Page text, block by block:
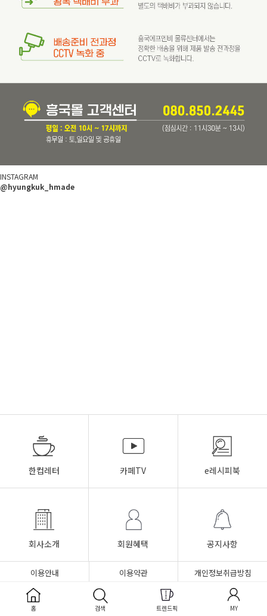
INSTAGRAM
@hyungkuk_hmade
한컵레터 카페TV e레시피북
회사소개 회원혜택 공지사항
이용안내 이용약관
개인정보취급방침
FAQ
1:1문의
홈 검색 트렌드픽 MY